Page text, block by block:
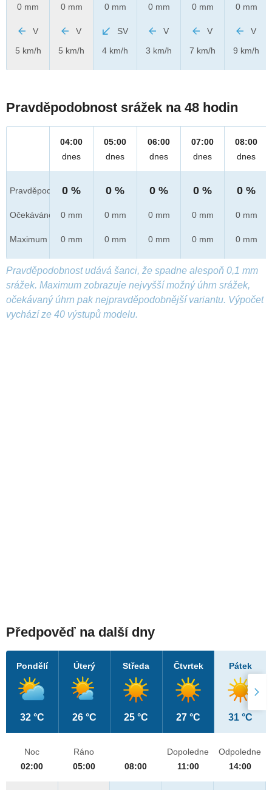
0 mm
V
5 km/h
0 mm
V
5 km/h
0 mm
SV
4 km/h
0 mm
V
3 km/h
0 mm
V
7 km/h
0 mm
V
9 km/h
Pravděpodobnost srážek na 48 hodin
Pravděpod.
Očekáváno
Maximum
04:00
dnes
0 %
0 mm
0 mm
05:00
dnes
0 %
0 mm
0 mm
06:00
dnes
0 %
0 mm
0 mm
07:00
dnes
0 %
0 mm
0 mm
08:00
dnes
0 %
0 mm
0 mm
Pravděpodobnost udává šanci, že spadne alespoň 0,1 mm
srážek. Maximum zobrazuje nejvyšší možný úhrn srážek,
očekávaný úhrn pak nejpravděpodobnější variantu. Výpočet
vychází ze 40 výstupů modelu.
Předpověď na další dny
Pondělí
32 °C
Úterý
26 °C
Středa
25 °C
Čtvrtek
27 °C
Pátek
31 °C
Noc
02:00
Ráno
05:00
08:00
Dopoledne
11:00
Odpoledne
14:00